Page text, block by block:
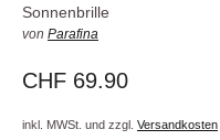
Sonnenbrille
von Parafina
CHF 69.90
inkl. MWSt. und zzgl. Versandkosten